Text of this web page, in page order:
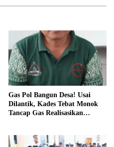
Gas Pol Bangun Desa! Usai
Dilantik, Kades Tebat Monok
Tancap Gas Realisasikan